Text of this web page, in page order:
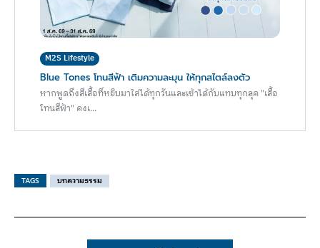
M2S Lifestyle
Blue Tones โทนสีฟ้า เติมความละมุน ให้ทุกสไตล์ลงตัว
หากพูดถึงสีเสื้อที่หยิบมาใส่ได้ทุกวันและเข้าได้กับแทบทุกลุค "เสื้อ
โทนสีฟ้า" คงเ...
TAGS บทความธรรม